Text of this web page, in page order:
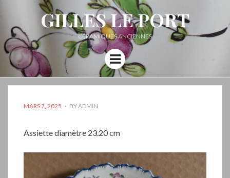
GILLES LE PORT
CÉRAMIQUES ANCIENNES
Menu
POSTED
MARS 7, 2025 BYADMIN
Assiette diamètre 23.20 cm